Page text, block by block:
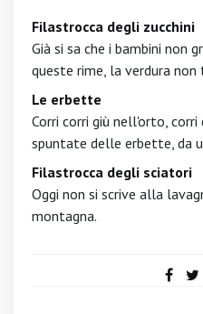
Filastrocca degli zucchini
Già si sa che i bambini non
queste rime, la verdura non
Le erbette
Corri corri giù nell'orto,
spuntate delle erbette, da
Filastrocca degli sciatori
Oggi non si scrive alla
montagna.